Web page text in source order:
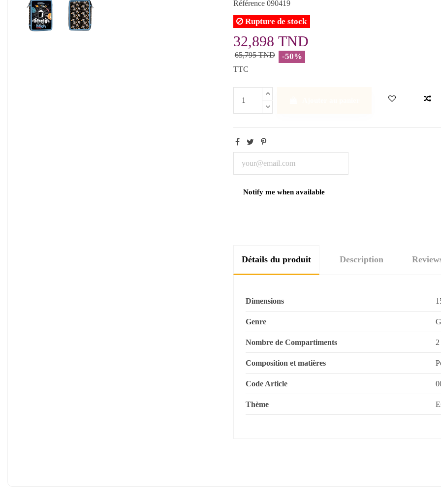
Référence 090419
Rupture de stock
32,898 TND
65,795 TND -50%
TTC
Détails du produit Description
Dimensions
Genre
Nombre de Compartiments 2
Composition et matières
Code Article
Thème